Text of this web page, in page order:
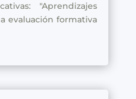
"Aprendizajes
evaluación formativa